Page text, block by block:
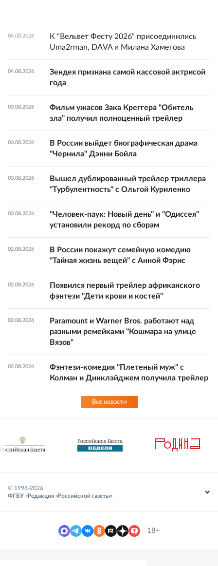
04.08.2026
К "Вельвет Фесту 2026" присоединились
Uma2rman, DAVA и Милана Хаметова
04.08.2026
Зендея признана самой кассовой актрисой
года
03.08.2026
Фильм ужасов Зака Креггера "Обитель
зла" получил полноценный трейлер
03.08.2026
В России выйдет биографическая драма
"Чернила" Дэнни Бойла
03.08.2026
Вышел дублированный трейлер триллера
"Турбулентность" с Ольгой Куриленко
03.08.2026
"Человек-паук: Новый день" и "Одиссея"
установили рекорд по сборам
02.08.2026
В России покажут семейную комедию
"Тайная жизнь вещей" с Анной Фэрис
02.08.2026
Появился первый трейлер африканского
фэнтези "Дети крови и костей"
02.08.2026
Paramount и Warner Bros. работают над
разными ремейками "Кошмара на улице
Вязов"
02.08.2026
Фэнтези-комедия "Плетеный муж" с
Колман и Динклэйджем получила трейлер
Все новости
© 1998-2026
ФГБУ «Редакция «Российской газеты»
18+